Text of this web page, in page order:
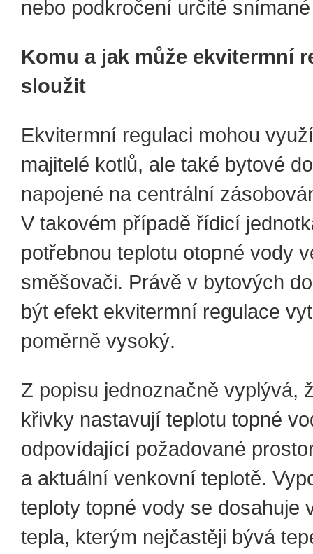
nebo podkročení určité
Komu a jak může ekvitermní
sloužit
Ekvitermní regulaci mohou
majitelé kotlů, ale také bytové
napojené na centrální
V takovém případě řídicí
potřebnou teplotu otopné vody
směšovači. Právě v bytových
být efekt ekvitermní regulace
poměrně vysoký.
Z popisu jednoznačně vyplývá,
křivky nastavují teplotu topné
odpovídající požadované
a aktuální venkovní teplotě.
teploty topné vody se dosahuje
tepla, kterým nejčastěji bývá